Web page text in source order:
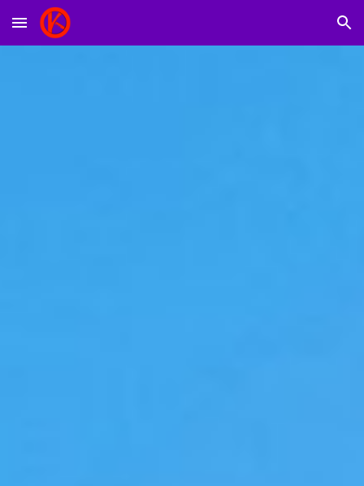
Skip to main content Skip to navigation